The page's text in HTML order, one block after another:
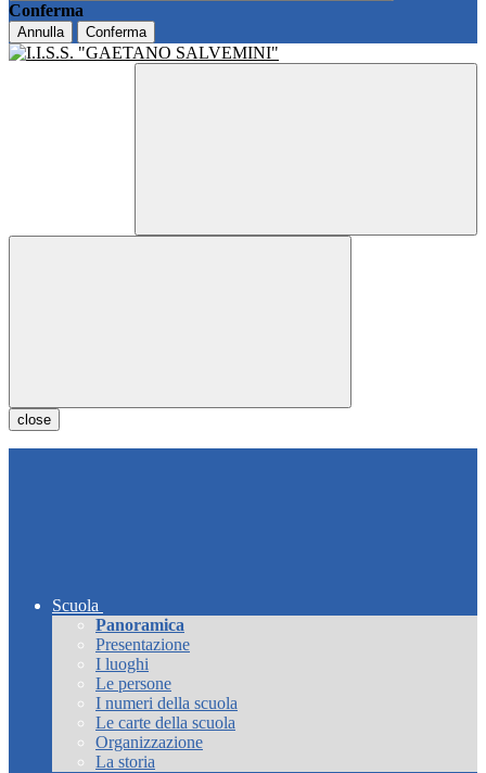
Conferma
Annulla Conferma
close
Scuola
Panoramica
Presentazione
I luoghi
Le persone
I numeri della scuola
Le carte della scuola
Organizzazione
La storia